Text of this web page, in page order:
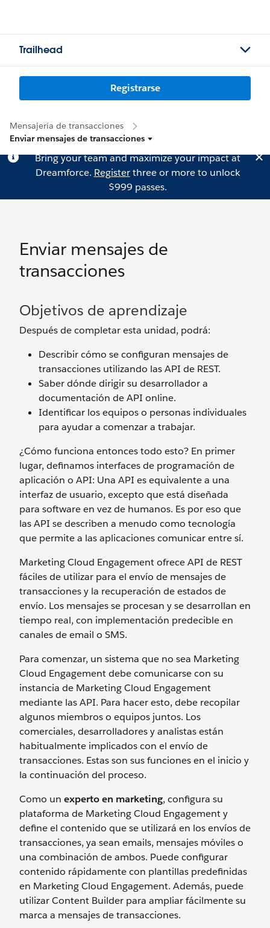
Trailhead
Registrarse
Mensajería de transacciones
Enviar mensajes de transacciones
Bring your team and maximize your impact at
Dreamforce. Registerthree or more to unlock
$999 passes.
Enviar mensajes de
transacciones
Objetivos de aprendizaje
Después de completar esta unidad, podrá:
Describir cómo se configuran mensajes de
transacciones utilizando las API de REST.
Saber dónde dirigir su desarrollador a
documentación de API online.
Identificar los equipos o personas individuales
para ayudar a comenzar a trabajar.
¿Cómo funciona entonces todo esto? En primer
lugar, definamos interfaces de programación de
aplicación o API: Una API es equivalente a una
interfaz de usuario, excepto que está diseñada
para software en vez de humanos. Es por eso que
las API se describen a menudo como tecnología
que permite a las aplicaciones comunicar entre sí.
Marketing Cloud Engagement ofrece API de REST
fáciles de utilizar para el envío de mensajes de
transacciones y la recuperación de estados de
envío. Los mensajes se procesan y se desarrollan en
tiempo real, con implementación predecible en
canales de email o SMS.
Para comenzar, un sistema que no sea Marketing
Cloud Engagement debe comunicarse con su
instancia de Marketing Cloud Engagement
mediante las API. Para hacer esto, debe recopilar
algunos miembros o equipos juntos. Los
comerciales, desarrolladores y analistas están
habitualmente implicados con el envío de
transacciones. Estas son sus funciones en el inicio y
la continuación del proceso.
Como un experto en marketing, configura su
plataforma de Marketing Cloud Engagement y
define el contenido que se utilizará en los envíos de
transacciones, ya sean emails, mensajes móviles o
una combinación de ambos. Puede configurar
contenido rápidamente con plantillas predefinidas
en Marketing Cloud Engagement. Además, puede
utilizar Content Builder para ampliar fácilmente su
marca a mensajes de transacciones.